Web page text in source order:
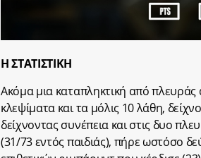
Η ΣΤΑΤΙΣΤΙΚΗ
Ακόμα μια καταπληκτική από
κλεψίματα και τα μόλις 10 λάθη,
δείχνοντας συνέπεια και στις δυο
(31/73 εντός παιδιάς), πήρε ωστόσο